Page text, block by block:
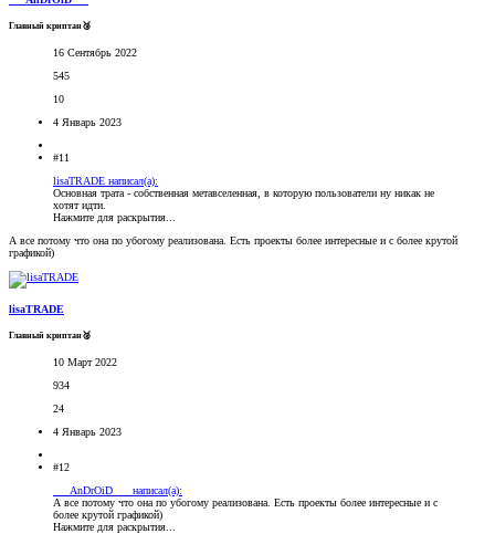
Главный криптан🥉
16 Сентябрь 2022
545
10
4 Январь 2023
#11
lisaTRADE написал(а):
Основная трата - собственная метавселенная, в которую пользователи ну никак не
хотят идти.
Нажмите для раскрытия...
А все потому что она по убогому реализована. Есть проекты более интересные и с более крутой
графикой)
lisaTRADE
Главный криптан🥈
10 Март 2022
934
24
4 Январь 2023
#12
___AnDrOiD___ написал(а):
А все потому что она по убогому реализована. Есть проекты более интересные и с
более крутой графикой)
Нажмите для раскрытия...